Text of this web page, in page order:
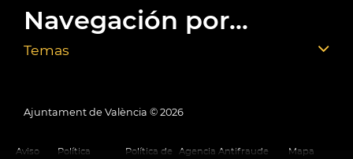
Navegación por...
Temas
Ajuntament de València © 2026
Aviso
Política
Política de
Agencia Antifraude
Mapa